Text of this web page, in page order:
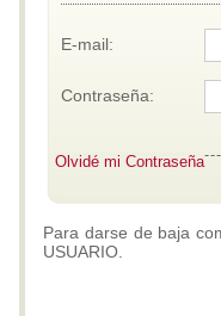
E-mail:
Contraseña:
Olvidé mi Contraseña
Para darse de baja
USUARIO.